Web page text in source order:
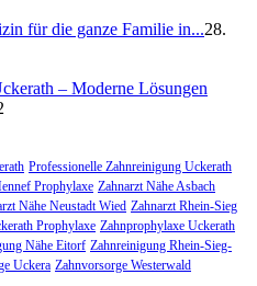
für die ganze Familie in...28.
– Moderne Lösungen
Professionelle Zahnreinigung Uckerath
Prophylaxe Zahnarzt Nähe Asbach
Nähe Neustadt Wied Zahnarzt Rhein-Sieg
Prophylaxe Zahnprophylaxe Uckerath
Nähe Eitorf Zahnreinigung Rhein-Sieg-
Uckera Zahnvorsorge Westerwald